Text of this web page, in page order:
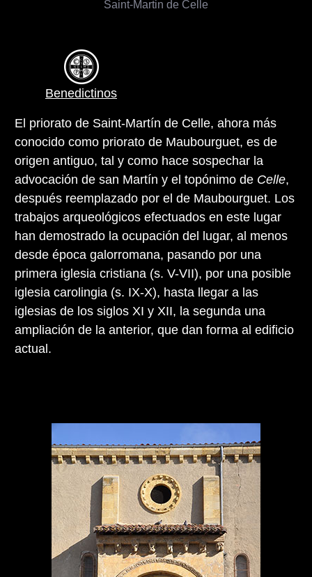
Saint-Martin de Celle
Benedictinos
El priorato de Saint-Martín de Celle, ahora más
conocido como priorato de Maubourguet, es de
origen antiguo, tal y como hace sospechar la
advocación de san Martín y el topónimo de Celle,
después reemplazado por el de Maubourguet. Los
trabajos arqueológicos efectuados en este lugar
han demostrado la ocupación del lugar, al menos
desde época galorromana, pasando por una
primera iglesia cristiana (s. V-VII), por una posible
iglesia carolingia (s. IX-X), hasta llegar a las
iglesias de los siglos XI y XII, la segunda una
ampliación de la anterior, que dan forma al edificio
actual.